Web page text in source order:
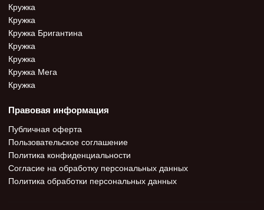
Кружка
Кружка
Кружка Бригантина
Кружка
Кружка
Кружка Мега
Кружка
Правовая информация
Публичная оферта
Пользовательское соглашение
Политика конфиденциальности
Согласие на обработку персональных данных
Политика обработки персональных данных